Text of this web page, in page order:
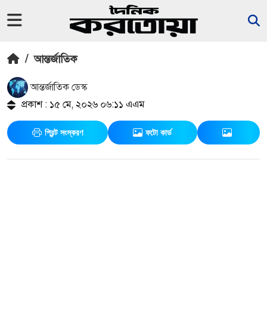
/ আন্তর্জাতিক
আন্তর্জাতিক ডেস্ক
প্রকাশ : ১৫ মে, ২০২৬ ০৬:১১ এএম
প্রিন্ট সংস্করণ ফটো কার্ড